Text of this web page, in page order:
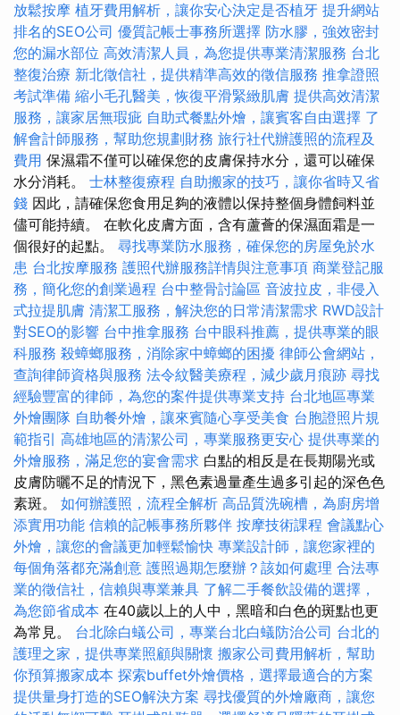
放鬆按摩 植牙費用解析，讓你安心決定是否植牙 提升網站
排名的SEO公司 優質記帳士事務所選擇 防水膠，強效密封
您的漏水部位 高效清潔人員，為您提供專業清潔服務 台北
整復治療 新北徵信社，提供精準高效的徵信服務 推拿證照
考試準備 縮小毛孔醫美，恢復平滑緊緻肌膚 提供高效清潔
服務，讓家居無瑕疵 自助式餐點外燴，讓賓客自由選擇 了
解會計師服務，幫助您規劃財務 旅行社代辦護照的流程及
費用 保濕霜不僅可以確保您的皮膚保持水分，還可以確保
水分消耗。 士林整復療程 自助搬家的技巧，讓你省時又省
錢 因此，請確保您食用足夠的液體以保持整個身體飼料並
儘可能持續。 在軟化皮膚方面，含有蘆薈的保濕面霜是一
個很好的起點。 尋找專業防水服務，確保您的房屋免於水
患 台北按摩服務 護照代辦服務詳情與注意事項 商業登記服
務，簡化您的創業過程 台中整骨討論區 音波拉皮，非侵入
式拉提肌膚 清潔工服務，解決您的日常清潔需求 RWD設計
對SEO的影響 台中推拿服務 台中眼科推薦，提供專業的眼
科服務 殺蟑螂服務，消除家中蟑螂的困擾 律師公會網站，
查詢律師資格與服務 法令紋醫美療程，減少歲月痕跡 尋找
經驗豐富的律師，為您的案件提供專業支持 台北地區專業
外燴團隊 自助餐外燴，讓來賓隨心享受美食 台胞證照片規
範指引 高雄地區的清潔公司，專業服務更安心 提供專業的
外燴服務，滿足您的宴會需求 白點的相反是在長期陽光或
皮膚防曬不足的情況下，黑色素過量產生過多引起的深色色
素斑。 如何辦護照，流程全解析 高品質洗碗槽，為廚房增
添實用功能 信賴的記帳事務所夥伴 按摩技術課程 會議點心
外燴，讓您的會議更加輕鬆愉快 專業設計師，讓您家裡的
每個角落都充滿創意 護照過期怎麼辦？該如何處理 合法專
業的徵信社，信賴與專業兼具 了解二手餐飲設備的選擇，
為您節省成本 在40歲以上的人中，黑暗和白色的斑點也更
為常見。 台北除白蟻公司，專業台北白蟻防治公司 台北的
護理之家，提供專業照顧與關懷 搬家公司費用解析，幫助
你預算搬家成本 探索buffet外燴價格，選擇最適合的方案
提供量身打造的SEO解決方案 尋找優質的外燴廠商，讓您